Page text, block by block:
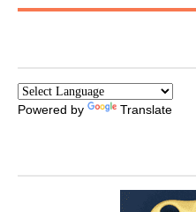
Powered by Translate